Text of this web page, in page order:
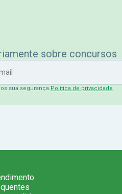
sobre concursos
sua segurança.Política de privacidade